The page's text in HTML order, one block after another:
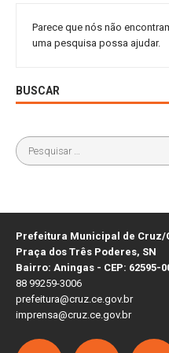
Parece que nós não
uma pesquisa possa ajudar.
BUSCAR
Prefeitura Municipal de Cruz/
Praça dos Três Poderes, SN
Bairro: Aningas - CEP: 62595-
88 99259-3006
prefeitura@cruz.ce.gov.br
imprensa@cruz.ce.gov.br